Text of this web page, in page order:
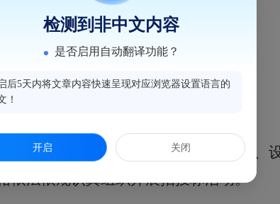
财政统筹安排。
标管理具体规定，项目单位申请勘察、
依法依规认真组织开展招投标活动。
检测到非中文内容
是否启用自动翻译功能？
后5天内将文章内容快速呈现对应浏览器设置语言的
！
开启 关闭